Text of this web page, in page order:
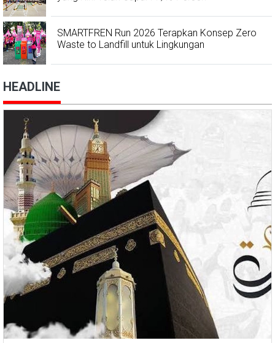
SMARTFREN Run 2026 Terapkan Konsep Zero
Waste to Landfill untuk Lingkungan
HEADLINE